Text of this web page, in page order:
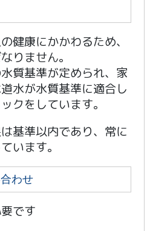
健康にかかわるため、
りません。
質基準が定められ、家
水が水質基準に適合し
クをしています。
基準以内であり、常に
います。
わせ
です